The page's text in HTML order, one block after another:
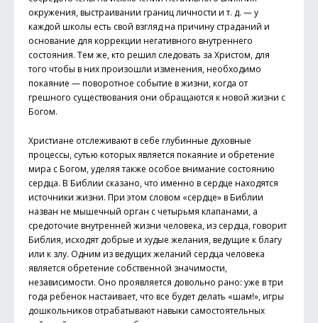
окружения, выстраивании границ личности и т. д. — у
каждой школы есть свой взгляд на причину страданий и
основание для коррекции негативного внутреннего
состояния. Тем же, кто решил следовать за Христом, для
того чтобы в них произошли изменения, необходимо
покаяние — поворотное событие в жизни, когда от
грешного существования они обращаются к новой жизни с
Богом.
Христиане отслеживают в себе глубинные духовные
процессы, сутью которых является покаяние и обретение
мира с Богом, уделяя также особое внимание состоянию
сердца. В Библии сказано, что именно в сердце находятся
источники жизни. При этом словом «сердце» в Библии
назван не мышечный орган с четырьмя клапанами, а
средоточие внутренней жизни человека, из сердца, говорит
Библия, исходят добрые и худые желания, ведущие к благу
или к злу. Одним из ведущих желаний сердца человека
является обретение собственной значимости,
независимости. Оно проявляется довольно рано: уже в три
года ребенок настаивает, что все будет делать «шам!», игры
дошкольников отрабатывают навыки самостоятельных